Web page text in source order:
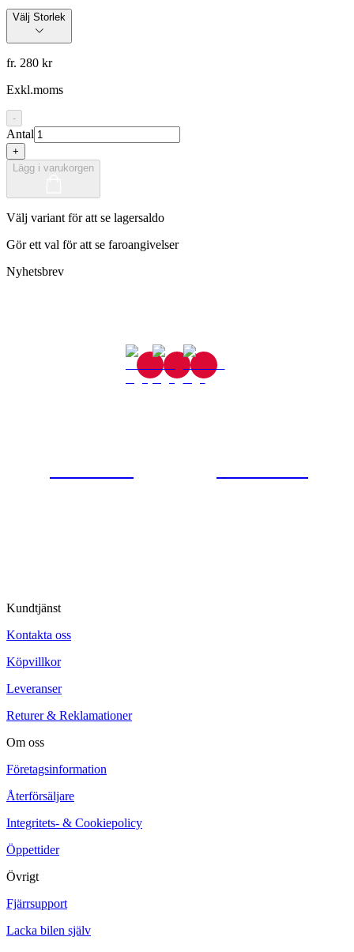
Välj Storlek
fr. 280 kr
Exkl.moms
-
Antal
+
Lägg i varukorgen
Välj variant för att se lagersaldo
Gör ett val för att se faroangivelser
Nyhetsbrev
Kundtjänst
Kontakta oss
Köpvillkor
Leveranser
Returer & Reklamationer
Om oss
Företagsinformation
Återförsäljare
Integritets- & Cookiepolicy
Öppettider
Övrigt
Fjärrsupport
Lacka bilen själv